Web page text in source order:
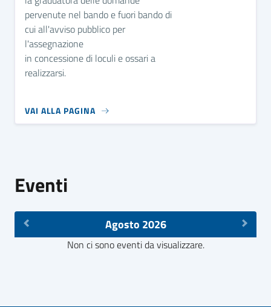
pervenute nel bando e fuori bando di
cui all'avviso pubblico per
l'assegnazione
in concessione di loculi e ossari a
realizzarsi.
VAI ALLA PAGINA
Eventi
Agosto 2026
Non ci sono eventi da visualizzare.